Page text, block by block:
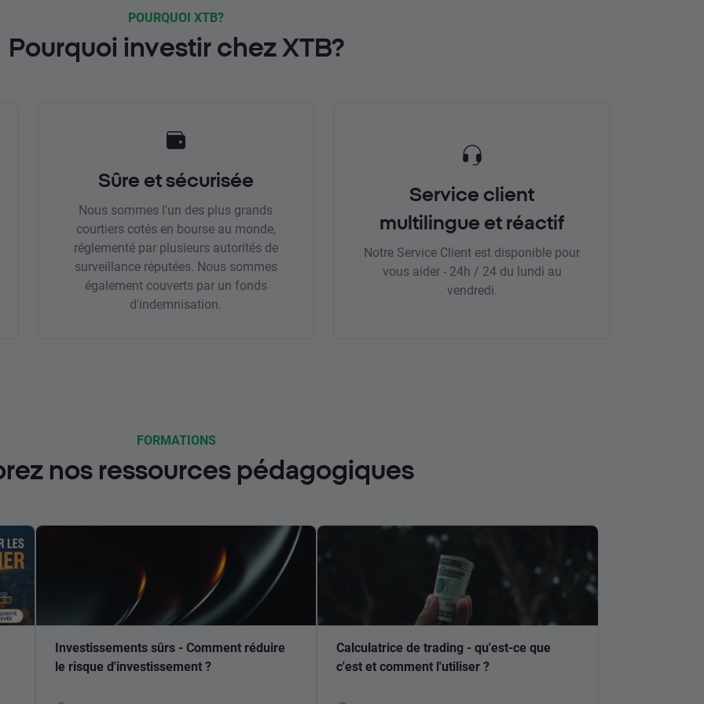
POURQUOI XTB?
Pourquoi investir chez XTB?
Sûre et sécurisée
Nous sommes l'un des plus grands
courtiers cotés en bourse au monde,
réglementé par plusieurs autorités de
surveillance réputées. Nous sommes
également couverts par un fonds
d'indemnisation.
Service client
multilingue et réactif
Notre Service Client est disponible pour
vous aider - 24h / 24 du lundi au
vendredi.
FORMATIONS
nos ressources pédagogiques
Investissements sûrs - Comment réduire
le risque d'investissement ?
Calculatrice de trading - qu'est-ce que
c'est et comment l'utiliser ?